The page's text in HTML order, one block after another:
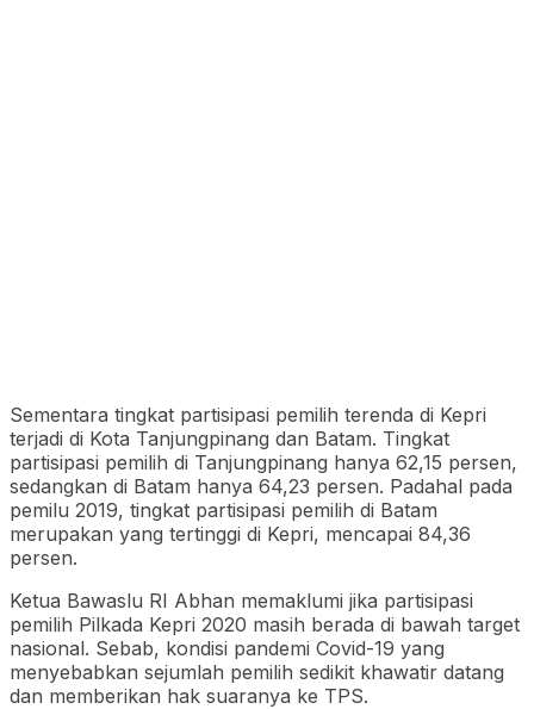
Sementara tingkat partisipasi pemilih terenda di Kepri
terjadi di Kota Tanjungpinang dan Batam. Tingkat
partisipasi pemilih di Tanjungpinang hanya 62,15 persen,
sedangkan di Batam hanya 64,23 persen. Padahal pada
pemilu 2019, tingkat partisipasi pemilih di Batam
merupakan yang tertinggi di Kepri, mencapai 84,36
persen.
Ketua Bawaslu RI Abhan memaklumi jika partisipasi
pemilih Pilkada Kepri 2020 masih berada di bawah target
nasional. Sebab, kondisi pandemi Covid-19 yang
menyebabkan sejumlah pemilih sedikit khawatir datang
dan memberikan hak suaranya ke TPS.